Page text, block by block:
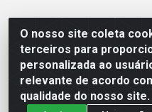
O nosso site coleta
terceiros para
personalizada ao
relevante de acordo
qualidade do nosso site.
Abreu & Silva - Rua Padre
Olho D'Água das